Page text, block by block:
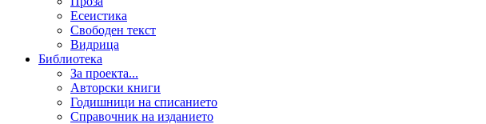
Есеистика
Свободен текст
Видрица
Библиотека
За проекта...
Авторски книги
Годишници на списанието
Справочник на изданието